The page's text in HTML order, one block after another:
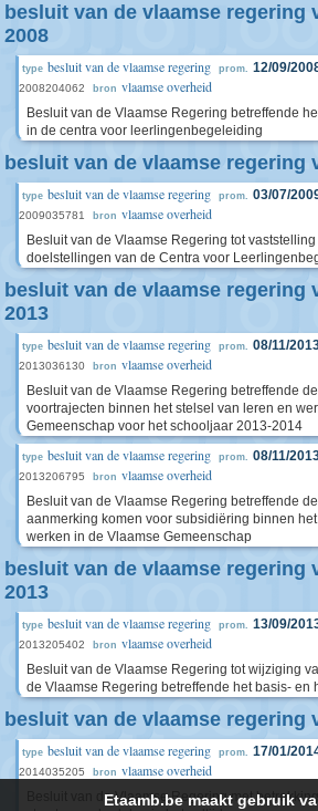
besluit van de vlaamse regering
2008
type besluit van de vlaamse regering prom. 12/09/
2008204062 bron vlaamse overheid
Besluit van de Vlaamse Regering betreffende
in de centra voor leerlingenbegeleiding
besluit van de vlaamse regering
type besluit van de vlaamse regering prom. 03/07/
2009035781 bron vlaamse overheid
Besluit van de Vlaamse Regering tot
doelstellingen van de Centra voor
besluit van de vlaamse regering
2013
type besluit van de vlaamse regering prom. 08/11/
2013036130 bron vlaamse overheid
Besluit van de Vlaamse Regering betreffende
voortrajecten binnen het stelsel van leren en
Gemeenschap voor het schooljaar 2013-2014
type besluit van de vlaamse regering prom. 08/11/
2013206795 bron vlaamse overheid
Besluit van de Vlaamse Regering betreffende
aanmerking komen voor subsidiëring binnen
werken in de Vlaamse Gemeenschap
besluit van de vlaamse regering
2013
type besluit van de vlaamse regering prom. 13/09/
2013205402 bron vlaamse overheid
Besluit van de Vlaamse Regering tot wijziging
de Vlaamse Regering betreffende het basis- en
besluit van de vlaamse regering
type besluit van de vlaamse regering prom. 17/01/
2014035205 bron vlaamse overheid
Besluit van de Vlaamse Regering met
Etaamb.be maakt gebruik